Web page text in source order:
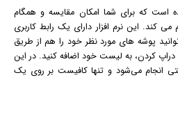
است که برای شما امکان مقایسه و همگام
کند. این نرم افزار دارای یک رابط کاربری
پوشه های مورد نظر خود را هم از طریق
کردن، به لیست خود اضافه کنید. در این
انجام می‌شود و تنها کافیست بر روی یک